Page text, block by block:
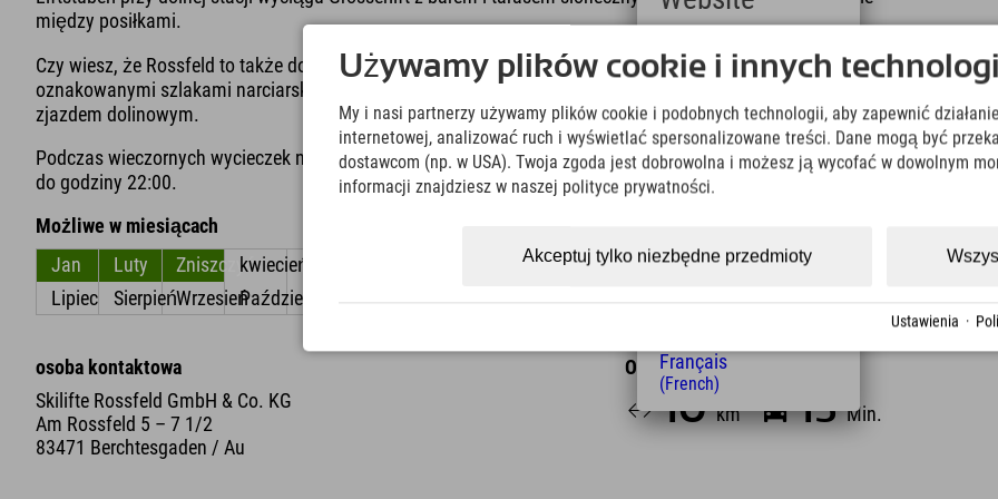
między posiłkami.
Czy wiesz, że Rossfeld to także doskonałyteren turystyczny w pobliżu Berchtesgaden ? Tutaj wspinamy się
oznakowanymi szlakami narciarskimi DAV z Oberau na szczyt Rossfeld. Powrót do doliny odbywa się
zjazdem dolinowym.
Podczas wieczornych wycieczek narciarskich, które odbywają się w środy i soboty, ze stoku można korzystać
do godziny 22:00.
Możliwe w miesiącach
Jan
Luty ZniszczyćkwiecieńMóc
Lipiec
SierpieńWrzesieńPaździernikListopad
osoba kontaktowa
Skilifte Rossfeld GmbH & Co. KG
Am Rossfeld 5 – 7 1/2
83471 Berchtesgaden / Au
Odległość od hotelu
10 km 15 Min.
Używamy plików cookie i innych
My i nasi partnerzy używamy plików cookie i podobnych technologii, aby zapewnić
internetowej, analizować ruch i wyświetlać spersonalizowane treści. Dane mogą być
dostawcom (np. w USA). Twoja zgoda jest dobrowolna i możesz ją wycofać w dowolnym
informacji znajdziesz w naszej polityce prywatności.
Akceptuj tylko niezbędne przedmioty
Ustawienia ·
Deutsch
(German)
(English)
Italiano
(Italian)
Čeština
(Polish)
Magyar
Français
(French)